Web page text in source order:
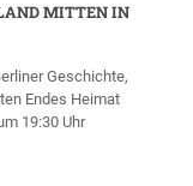
MITTEN IN
Geschichte,
Endes Heimat
19:30 Uhr